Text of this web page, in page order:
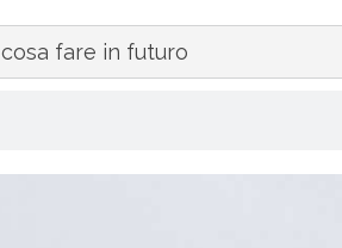
fare in futuro